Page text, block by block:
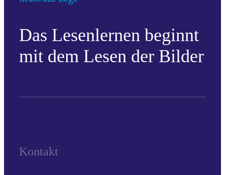
Das Lesenlernen beginnt
mit dem Lesen der Bilder
Kontakt